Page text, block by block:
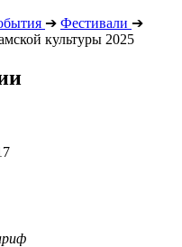
➔ Фестивали ➔
культуры 2025